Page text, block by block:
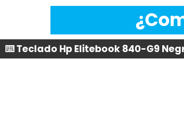
⌨️ Teclado Hp Elitebook 840-G9